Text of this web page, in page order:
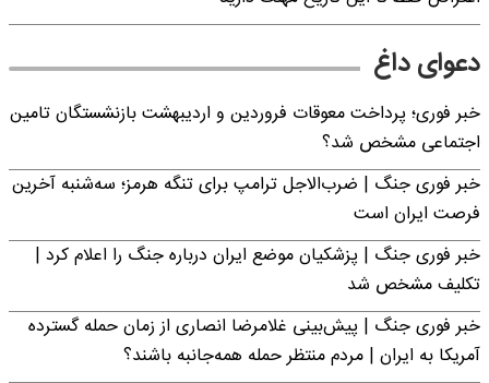
دعوای داغ
خبر فوری؛ پرداخت معوقات فروردین و اردیبهشت بازنشستگان تامین
اجتماعی مشخص شد؟
خبر فوری جنگ | ضرب‌الاجل ترامپ برای تنگه هرمز؛ سه‌شنبه آخرین
فرصت ایران است
خبر فوری جنگ | پزشکیان موضع ایران درباره جنگ را اعلام کرد |
تکلیف مشخص شد
خبر فوری جنگ | پیش‌بینی غلامرضا انصاری از زمان حمله گسترده
آمریکا به ایران | مردم منتظر حمله همه‌جانبه باشند؟